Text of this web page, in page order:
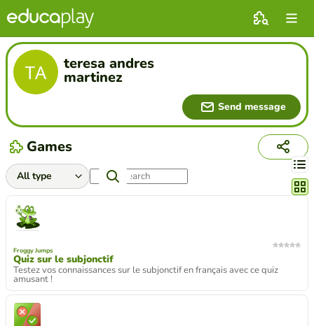
teresa andres
martinez
Send message
Games
Froggy Jumps
Quiz sur le subjonctif
Testez vos connaissances sur le subjonctif en français avec ce quiz
amusant !